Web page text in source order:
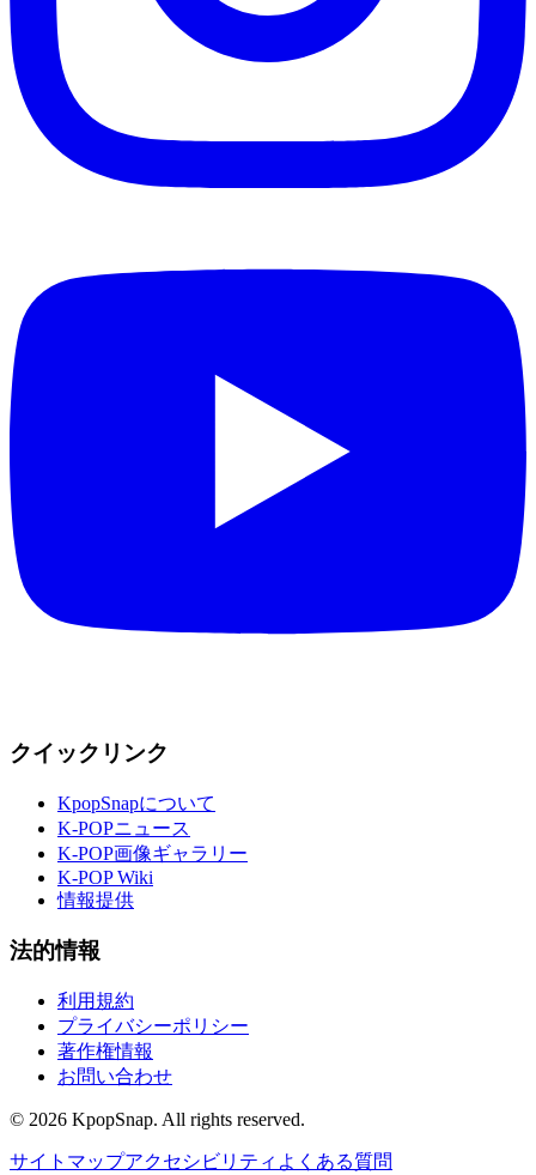
クイックリンク
KpopSnapについて
K-POPニュース
K-POP画像ギャラリー
K-POP Wiki
情報提供
法的情報
利用規約
プライバシーポリシー
著作権情報
お問い合わせ
© 2026 KpopSnap. All rights reserved.
サイトマップアクセシビリティ よくある質問